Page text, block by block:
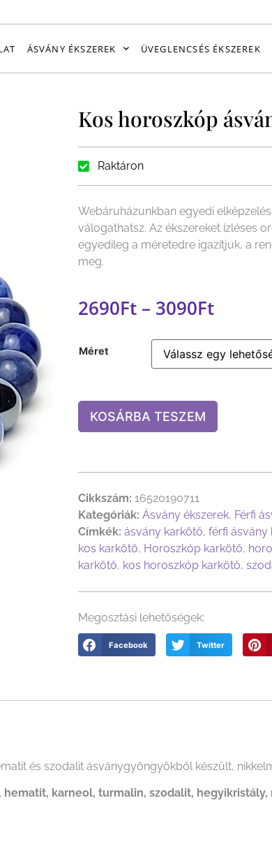
ÁSVÁNY ÉKSZEREK ÜVEGLENCSÉS ÉKSZEREK
Kos horoszkóp
Raktáron
Webáruházunkban egyedi
válogathatsz. Az ékszereket ízléses
egyedileg a méretedre igazítjuk, a
meg.
2690Ft – 3090Ft
Méret
KOSÁRBA TESZEM
Cikkszám: 16520190711
Kategóriák: Ásvány ékszerek, Férfi
Címkék: ásvány karkötő, férfi ásvány
kos karkötő, Horoszkóp karkötő,
karkötő, kos horoszkóp karkötő,
Megosztási lehetőségek:
Facebook Twitter
és szodalit ásványgyöngyökből készült,
karneol, turmalin, szodalit,